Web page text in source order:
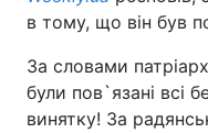
в тому, що він був
За словами
були пов`язані всі
винятку! За